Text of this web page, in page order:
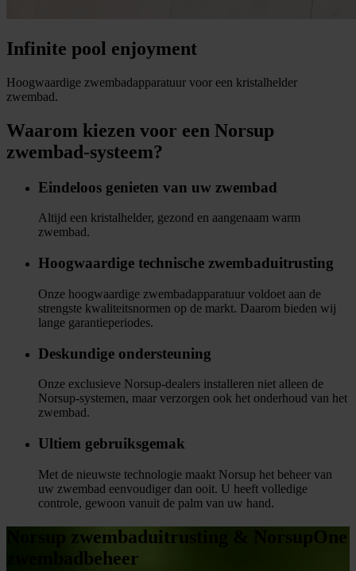
Infinite pool enjoyment
Hoogwaardige zwembadapparatuur voor een kristalhelder
zwembad.
Waarom kiezen voor een Norsup
zwembad-systeem?
Eindeloos genieten van uw zwembad
Altijd een kristalhelder, gezond en aangenaam warm
zwembad.
Hoogwaardige technische zwembaduitrusting
Onze hoogwaardige zwembadapparatuur voldoet aan de
strengste kwaliteitsnormen op de markt. Daarom bieden wij
lange garantieperiodes.
Deskundige ondersteuning
Onze exclusieve Norsup-dealers installeren niet alleen de
Norsup-systemen, maar verzorgen ook het onderhoud van het
zwembad.
Ultiem gebruiksgemak
Met de nieuwste technologie maakt Norsup het beheer van
uw zwembad eenvoudiger dan ooit. U heeft volledige
controle, gewoon vanuit de palm van uw hand.
Norsup zwembaduitrusting & NorsupOne
zwembadbeheer